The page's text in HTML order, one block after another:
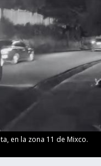
en la zona 11 de Mixco.